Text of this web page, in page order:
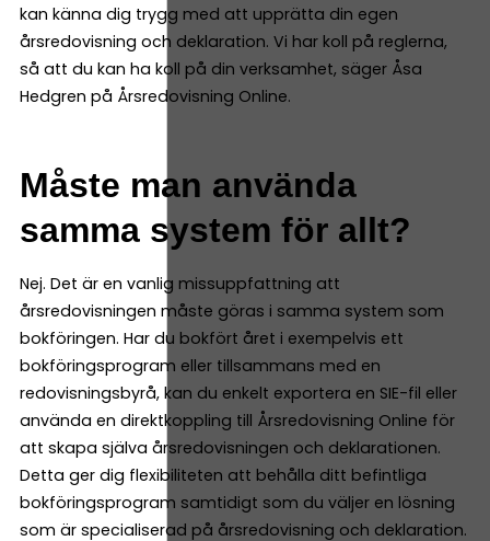
kan känna dig trygg med att upprätta din egen
årsredovisning och deklaration. Vi har koll på reglerna,
så att du kan ha koll på din verksamhet, säger Åsa
Hedgren på Årsredovisning Online.
Måste man använda
samma system för allt?
Nej. Det är en vanlig missuppfattning att
årsredovisningen måste göras i samma system som
bokföringen. Har du bokfört året i exempelvis ett
bokföringsprogram eller tillsammans med en
redovisningsbyrå, kan du enkelt exportera en SIE-fil eller
använda en direktkoppling till Årsredovisning Online för
att skapa själva årsredovisningen och deklarationen.
Detta ger dig flexibiliteten att behålla ditt befintliga
bokföringsprogram samtidigt som du väljer en lösning
som är specialiserad på årsredovisning och deklaration.